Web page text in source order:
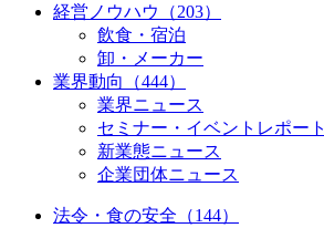
経営ノウハウ（203）
飲食・宿泊
卸・メーカー
業界動向（444）
業界ニュース
セミナー・イベントレポート
新業態ニュース
企業団体ニュース
法令・食の安全（144）